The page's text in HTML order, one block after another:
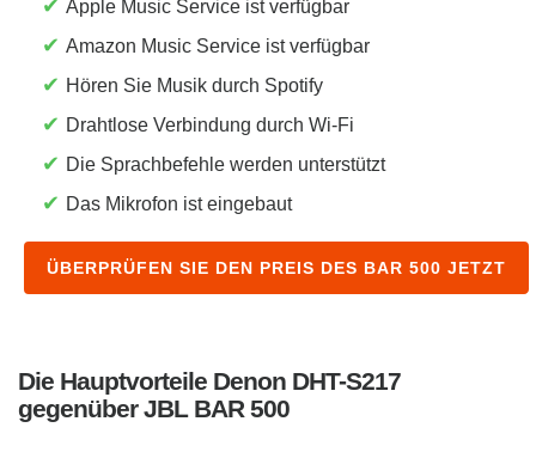
✔ Apple Music Service ist verfügbar
✔ Amazon Music Service ist verfügbar
✔ Hören Sie Musik durch Spotify
✔ Drahtlose Verbindung durch Wi-Fi
✔ Die Sprachbefehle werden unterstützt
✔ Das Mikrofon ist eingebaut
ÜBERPRÜFEN SIE DEN PREIS DES BAR 500 JETZT
Die Hauptvorteile Denon DHT-S217
gegenüber JBL BAR 500